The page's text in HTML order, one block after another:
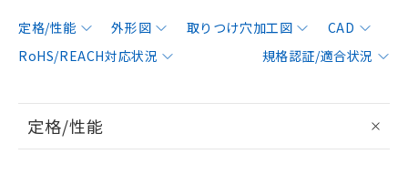
定格/性能 外形図 取りつけ穴加工図
CAD
RoHS/REACH対応状況
規格認証/適合状況
定格/性能